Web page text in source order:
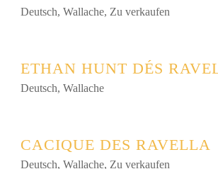
Deutsch, Wallache, Zu verkaufen
ETHAN HUNT DÉS
Deutsch, Wallache
CACIQUE DES RAVELLA
Deutsch, Wallache, Zu verkaufen